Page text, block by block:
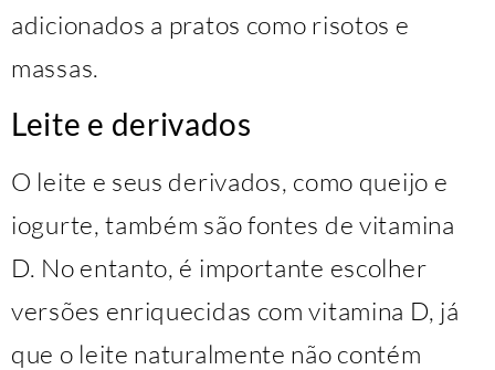
adicionados a pratos como risotos e
massas.
Leite e derivados
O leite e seus derivados, como queijo e
iogurte, também são fontes de vitamina
D. No entanto, é importante escolher
versões enriquecidas com vitamina D, já
que o leite naturalmente não contém